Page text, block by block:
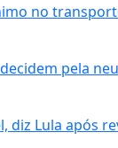
no
pela
diz Lula após